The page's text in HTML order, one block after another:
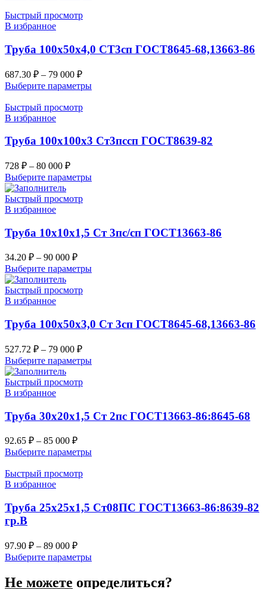
Быстрый просмотр
В избранное
Труба 100х50х4,0 СТ3сп ГОСТ8645-68,13663-86
687.30 ₽ – 79 000 ₽
Выберите параметры
Быстрый просмотр
В избранное
Труба 100х100х3 Ст3пссп ГОСТ8639-82
728 ₽ – 80 000 ₽
Выберите параметры
Быстрый просмотр
В избранное
Труба 10х10х1,5 Ст 3пс/сп ГОСТ13663-86
34.20 ₽ – 90 000 ₽
Выберите параметры
Быстрый просмотр
В избранное
Труба 100х50х3,0 Ст 3сп ГОСТ8645-68,13663-86
527.72 ₽ – 79 000 ₽
Выберите параметры
Быстрый просмотр
В избранное
Труба 30х20х1,5 Ст 2пс ГОСТ13663-86:8645-68
92.65 ₽ – 85 000 ₽
Выберите параметры
Быстрый просмотр
В избранное
Труба 25х25х1,5 Ст08ПС ГОСТ13663-86:8639-82
гр.В
97.90 ₽ – 89 000 ₽
Выберите параметры
Не можете определиться?